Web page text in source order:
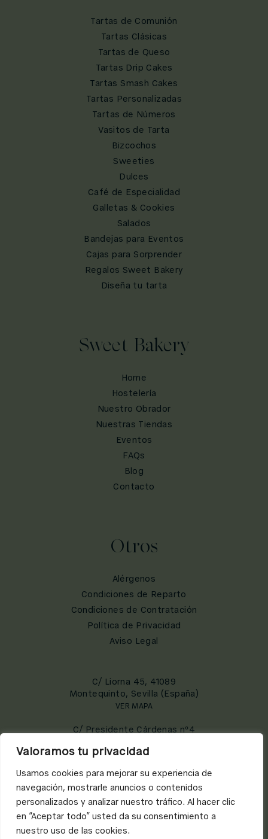
Valoramos tu privacidad
Usamos cookies para mejorar su experiencia de
navegación, mostrarle anuncios o contenidos
personalizados y analizar nuestro tráfico. Al hacer clic
en “Aceptar todo” usted da su consentimiento a
nuestro uso de las cookies.
Tartas de Comunión
Tartas Clásicas
Tartas de Queso
Tartas Drip Cakes
Tartas Smash Cakes
Tartas Personalizadas
Tartas de Números
Vasitos de Tarta
Bizcochos
Sweeties
Dulces
Café de Especialidad
Galletas & Cookies
Salados
Bandejas para Eventos
Cajas para Sorprender
Regalos Sweet Bakery
Diseña tu tarta
Sweet Bakery
Home
Hostelería
Nuestro Obrador
Nuestras Tiendas
Eventos
FAQs
Blog
Contacto
Otros
Alérgenos
Condiciones de Reparto
Condiciones de Contratación
Política de Privacidad
Aviso Legal
C/ Liorna 45, 41089
Montequinto, Sevilla (España)
VER MAPA
C/ Presidente Cárdenas nº4
VER MAPA
C/ Bailén, 4
41001 Sevilla